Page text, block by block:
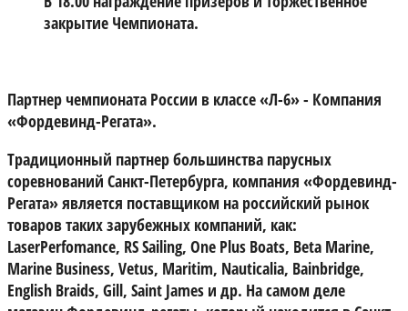
закрытие Чемпионата.
Партнер чемпионата России в классе «Л-6» - Компания
«Фордевинд-Регата».
Традиционный партнер большинства парусных
соревнований Санкт-Петербурга, компания «Фордевинд-
Регата» является поставщиком на российский рынок
товаров таких зарубежных компаний, как:
LaserPerfomance, RS Sailing, One Plus Boats, Beta Marine,
Marine Business, Vetus, Maritim, Nauticalia, Bainbridge,
English Braids, Gill, Saint James и др. На самом деле